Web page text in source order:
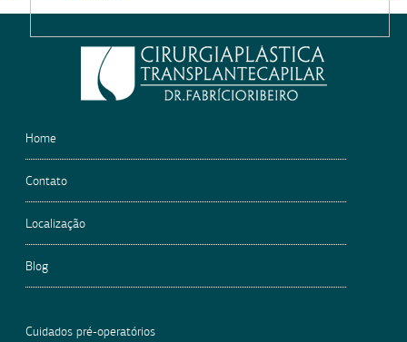
leave
Home
Contato
Localização
Blog
Cuidados pré-operatórios